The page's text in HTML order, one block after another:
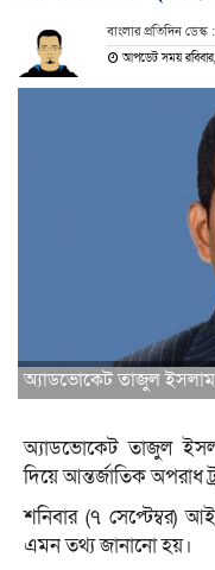
বাংলার প্রতিদিন ডেস্ক
আপডেট সময়
অ্যাডভোকেট তাজুল
অ্যাডভোকেট তাজুল
দিয়ে আন্তর্জাতিক অপরাধ
শনিবার (৭ সেপ্টেম্বর)
এমন তথ্য জানানো হয়।